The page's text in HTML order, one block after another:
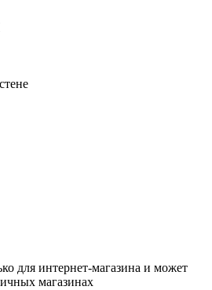
для интернет-магазина и может
магазинах